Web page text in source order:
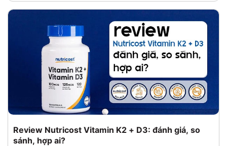
Review Nutricost Vitamin K2 + D3: đánh giá, so
sánh, hợp ai?